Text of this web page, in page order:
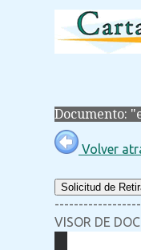
Documento:
Volver
Solicitud de
VISOR DE